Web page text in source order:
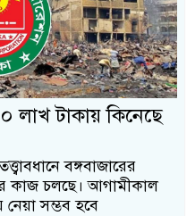
টাকায় কিনেছে
বঙ্গবাজারের
কাজ চলছে। আগামীকাল
সম্ভব হবে